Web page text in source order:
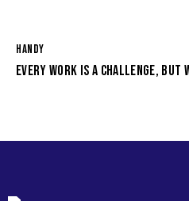
HANDY
EVERY WORK IS A CHALLENGE, BUT